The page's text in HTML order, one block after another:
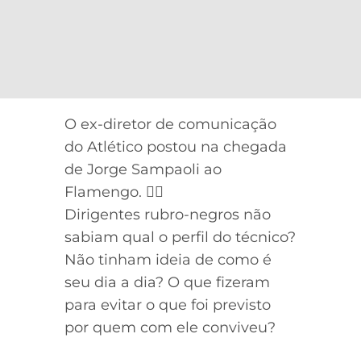
O ex-diretor de comunicação
do Atlético postou na chegada
de Jorge Sampaoli ao
Flamengo. 👇🏻
Dirigentes rubro-negros não
sabiam qual o perfil do técnico?
Não tinham ideia de como é
seu dia a dia? O que fizeram
para evitar o que foi previsto
por quem com ele conviveu?